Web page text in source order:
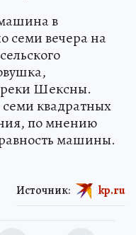
в
семи вечера на
реки Шексны.
квадратных
по мнению
машины.
Источник: kp.ru